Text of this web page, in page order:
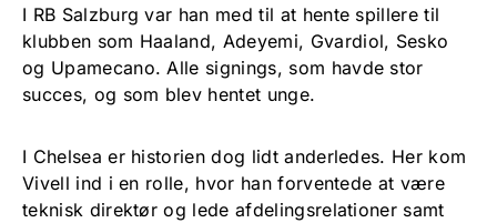
I RB Salzburg var han med til at hente spillere til
klubben som Haaland, Adeyemi, Gvardiol, Sesko
og Upamecano. Alle signings, som havde stor
succes, og som blev hentet unge.
I Chelsea er historien dog lidt anderledes. Her kom
Vivell ind i en rolle, hvor han forventede at være
teknisk direktør og lede afdelingsrelationer samt